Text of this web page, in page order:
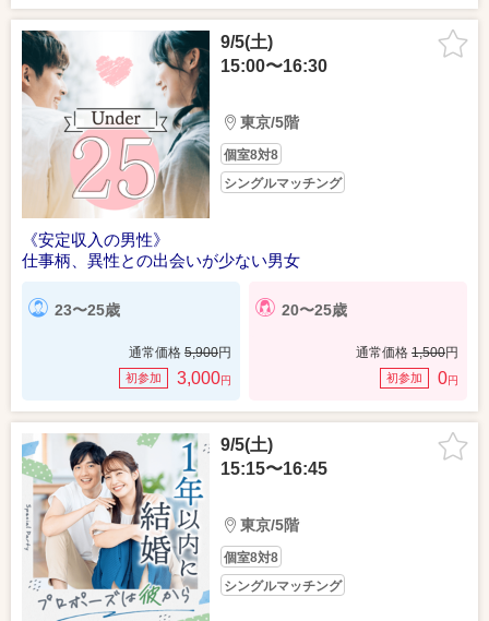
9/5(土)
15:00〜16:30
東京/5階
個室8対8
シングルマッチング
《安定収入の男性》
仕事柄、異性との出会いが少ない男女
23〜25歳
通常価格 5,900円
初参加 3,000円
20〜25歳
通常価格 1,500円
初参加 0円
9/5(土)
15:15〜16:45
東京/5階
個室8対8
シングルマッチング